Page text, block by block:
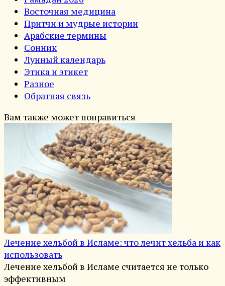
Восточная медицина
Притчи и мудрые истории
Арабские термины
Сонник
Лунный календарь
Этика и этикет
Разное
Обратная связь
Вам также может понравиться
Лечение хельбой в Исламе: что лечит хельба и как
использовать
Лечение хельбой в Исламе считается не только
эффективным